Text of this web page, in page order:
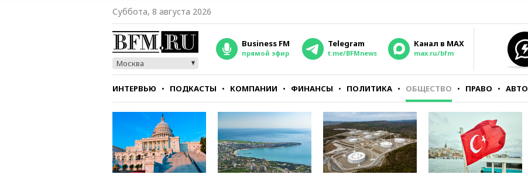
Суббота, 8 августа 2026
Москва
Business FM
прямой эфир
Telegram
t.me/BFMnews
Канал в MAX
max.ru/bfm
ИНТЕРВЬЮ ПОДКАСТЫ КОМПАНИИ ФИНАНСЫ ПОЛИТИКА ОБЩЕСТВО ПРАВО АВТО
СТИЛЬ ТЕСТЫ